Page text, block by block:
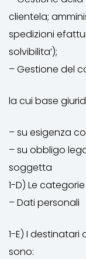
clientela;
spedizioni
solvibilita’);
– Gestione del
la cui base
– su esigenza
– su obbligo
soggetta
1-D) Le
– Dati personali
1-E) I
sono: